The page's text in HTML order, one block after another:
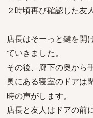
２時頃再び確認した友
店長はそーっと鍵を開
ていきました。
その後、廊下の奥から
奥にある寝室のドアは
時の声がします。
店長と友人はドアの前